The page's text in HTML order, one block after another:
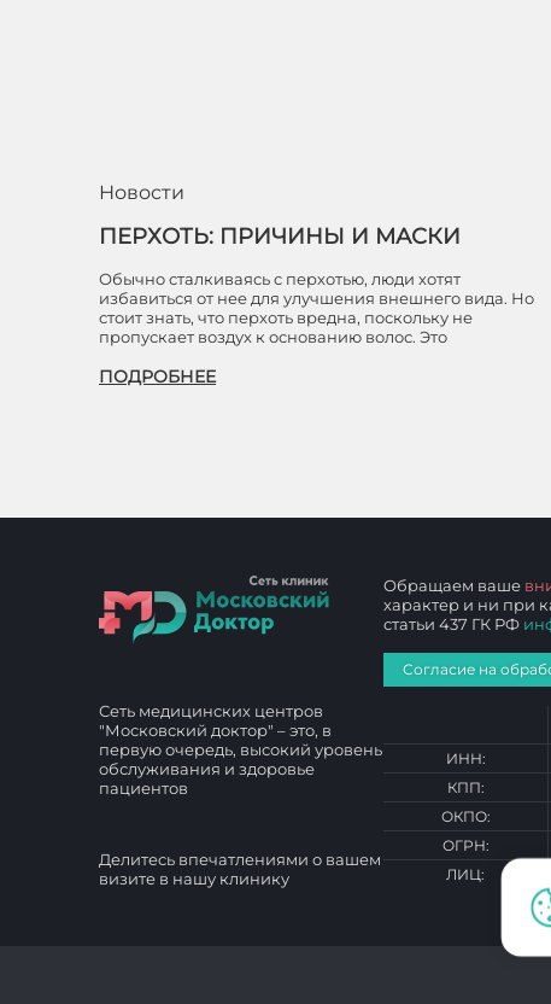
Новости
ПЕРХОТЬ: ПРИЧИНЫ И МАСКИ
Обычно сталкиваясь с перхотью, люди хотят
избавиться от нее для улучшения внешнего вида. Но
стоит знать, что перхоть вредна, поскольку не
пропускает воздух к основанию волос. Это
ПОДРОБНЕЕ
Сеть медицинских центров
"Московский доктор" – это, в
первую очередь, высокий уровень
обслуживания и здоровье
пациентов
Делитесь впечатлениями о вашем
визите в нашу клинику
Обращаем ваше
характер и ни при
статьи 437 ГК РФ
Согласие на
ИНН:
КПП:
ОКПО:
ОГРН:
ЛИЦ: